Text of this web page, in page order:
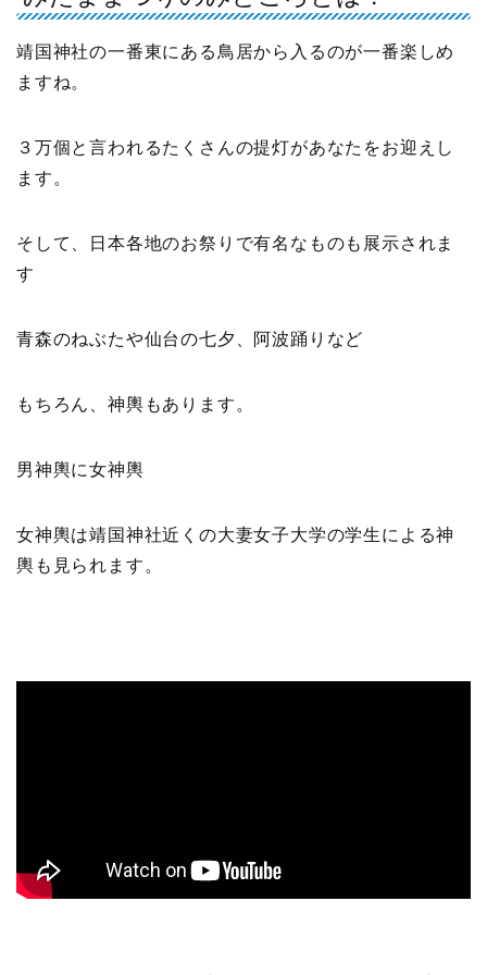
靖国神社の一番東にある鳥居から入るのが一番楽しめ
ますね。
３万個と言われるたくさんの提灯があなたをお迎えし
ます。
そして、日本各地のお祭りで有名なものも展示されま
す
青森のねぶたや仙台の七夕、阿波踊りなど
もちろん、神輿もあります。
男神輿に女神輿
女神輿は靖国神社近くの大妻女子大学の学生による神
輿も見られます。